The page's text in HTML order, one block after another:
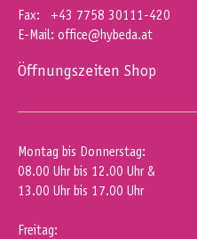
Fax: +43 7758 30111-420
E-Mail: office@hybeda.at
Öffnungszeiten Shop
Montag bis Donnerstag:
08.00 Uhr bis 12.00 Uhr &
13.00 Uhr bis 17.00 Uhr
Freitag: